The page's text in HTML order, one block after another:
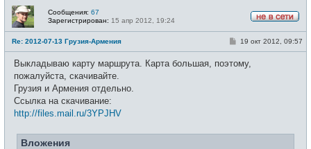
в
с
Сообщения: 67
Зарегистрирован: 15 апр 2012, 19:24
Re: 2012-07-13 Грузия-Армения
С
б
19 окт 2012, 09:57
Выкладываю карту маршрута. Карта большая, поэтому,
пожалуйста, скачивайте.
Грузия и Армения отдельно.
Ссылка на скачивание:
http://files.mail.ru/3YPJHV
Вложения